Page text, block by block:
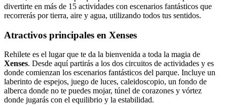
divertirte en más de 15 actividades con escenarios fantásticos que
recorrerás por tierra, aire y agua, utilizando todos tus sentidos.
Atractivos principales en Xenses
Rehilete es el lugar que te da la bienvenida a toda la magia de
Xenses. Desde aquí partirás a los dos circuitos de actividades y es
donde comienzan los escenarios fantásticos del parque. Incluye un
laberinto de espejos, juego de luces, caleidoscopio, un fondo de
alberca donde no te puedes mojar, túnel de corazones y vórtez
donde jugarás con el equilibrio y la estabilidad.